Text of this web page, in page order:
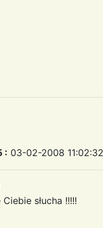
: 03-02-2008
słucha !!!!!